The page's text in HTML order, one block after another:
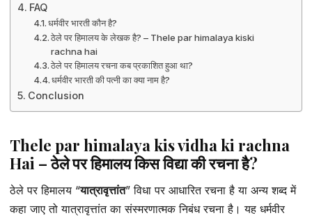
FAQ
धर्मवीर भारती कौन है?
ठेले पर हिमालय के लेखक है? – Thele par himalaya kiski
rachna hai
ठेले पर हिमालय रचना कब प्रकाशित हुआ था?
धर्मवीर भारती की पत्नी का क्या नाम है?
Conclusion
Thele par himalaya kis vidha ki rachna
Hai – ठेले पर हिमालय किस विद्या की रचना है?
ठेले पर हिमालय “यात्रावृत्तांत” विधा पर आधारित रचना है या अन्य शब्द में
कहा जाए तो यात्रावृत्तांत का संस्मरणात्मक निबंध रचना है। यह धर्मवीर